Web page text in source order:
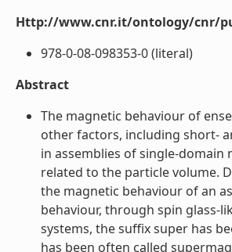
Http://www.cnr.it/ontology/cnr/
978-0-08-098353-0 (literal)
Abstract
The magnetic behaviour of
other factors, including short-
in assemblies of single-
related to the particle volume.
the magnetic behaviour of an
behaviour, through spin glass-
systems, the suffix super has
has been often called